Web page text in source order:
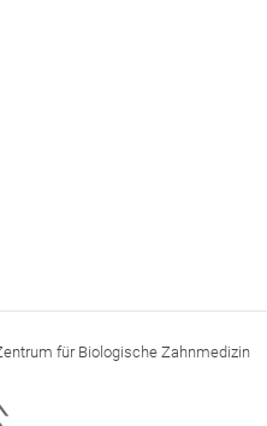
für Biologische Zahnmedizin